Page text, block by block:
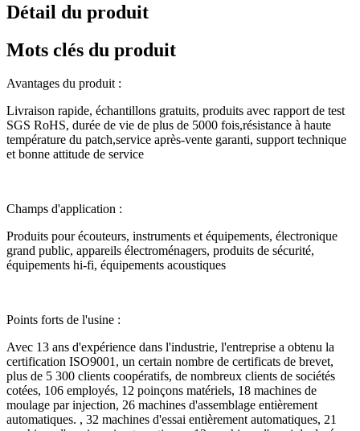
Détail du produit
Mots clés du produit
Avantages du produit :
Livraison rapide, échantillons gratuits, produits avec rapport de test
SGS RoHS, durée de vie de plus de 5000 fois,résistance à haute
température du patch,service après-vente garanti, support technique
et bonne attitude de service
Champs d'application :
Produits pour écouteurs, instruments et équipements, électronique
grand public, appareils électroménagers, produits de sécurité,
équipements hi-fi, équipements acoustiques
Points forts de l'usine :
Avec 13 ans d'expérience dans l'industrie, l'entreprise a obtenu la
certification ISO9001, un certain nombre de certificats de brevet,
plus de 5 300 clients coopératifs, de nombreux clients de sociétés
cotées, 106 employés, 12 poinçons matériels, 18 machines de
moulage par injection, 26 machines d'assemblage entièrement
automatiques. , 32 machines d'essai entièrement automatiques, 21